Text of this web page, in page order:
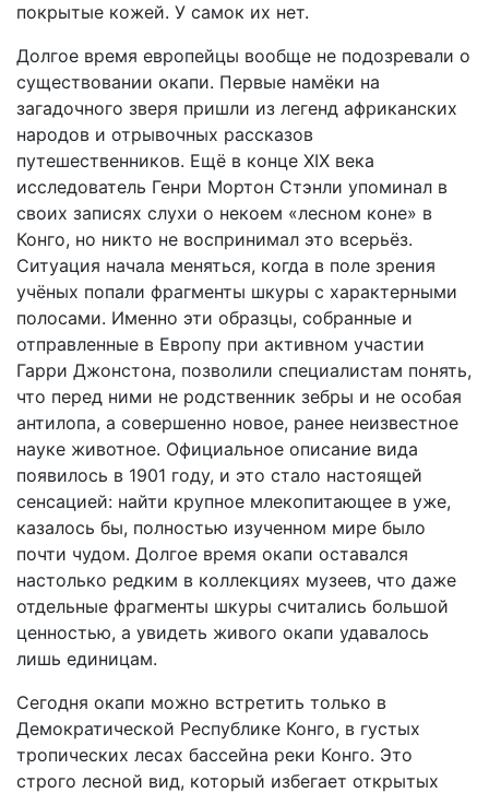
покрытые кожей. У самок их нет.
Долгое время европейцы вообще не подозревали о
существовании окапи. Первые намёки на
загадочного зверя пришли из легенд африканских
народов и отрывочных рассказов
путешественников. Ещё в конце XIX века
исследователь Генри Мортон Стэнли упоминал в
своих записях слухи о некоем «лесном коне» в
Конго, но никто не воспринимал это всерьёз.
Ситуация начала меняться, когда в поле зрения
учёных попали фрагменты шкуры с характерными
полосами. Именно эти образцы, собранные и
отправленные в Европу при активном участии
Гарри Джонстона, позволили специалистам понять,
что перед ними не родственник зебры и не особая
антилопа, а совершенно новое, ранее неизвестное
науке животное. Официальное описание вида
появилось в 1901 году, и это стало настоящей
сенсацией: найти крупное млекопитающее в уже,
казалось бы, полностью изученном мире было
почти чудом. Долгое время окапи оставался
настолько редким в коллекциях музеев, что даже
отдельные фрагменты шкуры считались большой
ценностью, а увидеть живого окапи удавалось
лишь единицам.
Сегодня окапи можно встретить только в
Демократической Республике Конго, в густых
тропических лесах бассейна реки Конго. Это
строго лесной вид, который избегает открытых